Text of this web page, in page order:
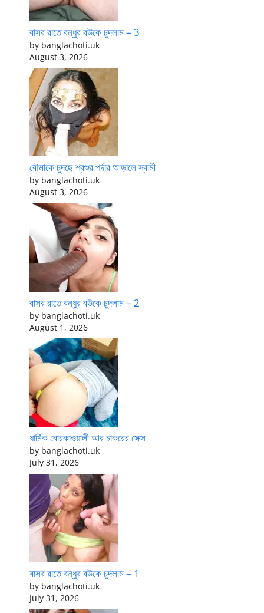
বাসর রাতে বন্ধুর বউকে চুদলাম – 3
by banglachoti.uk
August 3, 2026
বৌমাকে চুদছে শ্বশুর পর্দার আড়ালে স্বামী
by banglachoti.uk
August 3, 2026
বাসর রাতে বন্ধুর বউকে চুদলাম – 2
by banglachoti.uk
August 1, 2026
ধার্মিক বোরকাওয়ালী আর চাকরের সেক্স
by banglachoti.uk
July 31, 2026
বাসর রাতে বন্ধুর বউকে চুদলাম – 1
by banglachoti.uk
July 31, 2026